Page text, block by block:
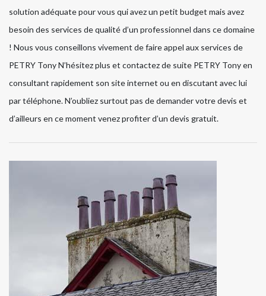
solution adéquate pour vous qui avez un petit budget mais avez
besoin des services de qualité d’un professionnel dans ce domaine
! Nous vous conseillons vivement de faire appel aux services de
PETRY Tony N’hésitez plus et contactez de suite PETRY Tony en
consultant rapidement son site internet ou en discutant avec lui
par téléphone. N’oubliez surtout pas de demander votre devis et
d’ailleurs en ce moment venez profiter d’un devis gratuit.